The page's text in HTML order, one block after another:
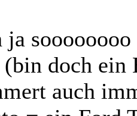
(bin doch
auch